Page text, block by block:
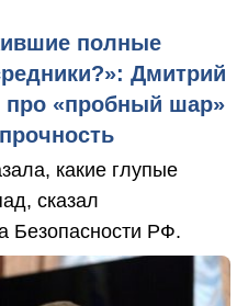
полные
Дмитрий
про «пробный шар»
какие глупые
сказал
Безопасности РФ.